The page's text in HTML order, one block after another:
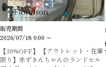
販売期間
2026/07/18 0:00 〜
【30%OFF】 【アウトレット・在庫
限り】赤ずきんちゃんのランドセル